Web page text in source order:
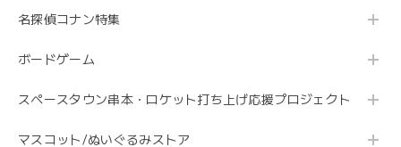
名探偵コナン特集
ボードゲーム
スペースタウン串本・ロケット打ち上げ応援プロジェクト
マスコット/ぬいぐるみストア